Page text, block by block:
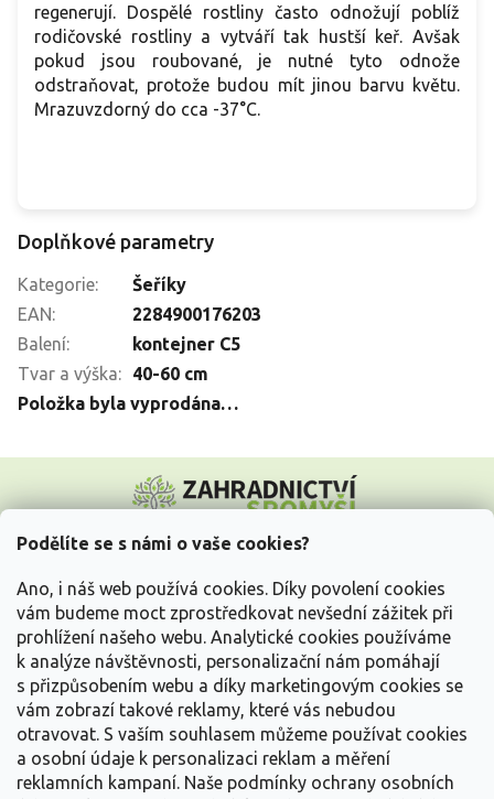
Podělíte se s námi o vaše cookies?
Ano, i náš web používá cookies. Díky povolení cookies
vám budeme moct zprostředkovat nevšední zážitek při
prohlížení našeho webu. Analytické cookies používáme
k analýze návštěvnosti, personalizační nám pomáhají
s přizpůsobením webu a díky marketingovým cookies se
vám zobrazí takové reklamy, které vás nebudou
otravovat. S vaším souhlasem můžeme používat cookies
a osobní údaje k personalizaci reklam a měření
reklamních kampaní. Naše podmínky ochrany osobních
regenerují. Dospělé rostliny často odnožují poblíž
rodičovské rostliny a vytváří tak hustší keř. Avšak
pokud jsou roubované, je nutné tyto odnože
odstraňovat, protože budou mít jinou barvu květu.
Mrazuvzdorný do cca -37°C.
Doplňkové parametry
Kategorie:
Šeříky
EAN:
2284900176203
Balení:
kontejner C5
Tvar a výška:
40-60 cm
Položka byla vyprodána…
p
Vše o nákupu
Informace pro Vás
Kontakujte nás